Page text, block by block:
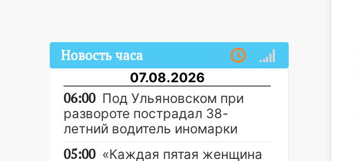
Новость часа
07.08.2026
06:00 Под Ульяновском при
развороте пострадал 38-
летний водитель иномарки
05:00 «Каждая пятая женщина